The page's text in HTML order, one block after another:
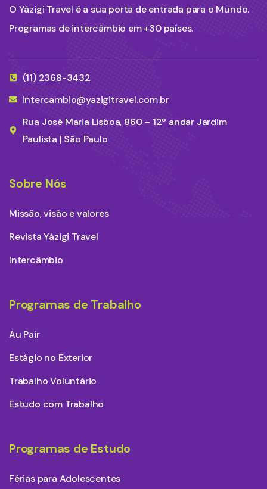
O Yázigi Travel é a sua porta de entrada para o Mundo.
Programas de intercâmbio em +30 países.
(11) 2368-3432
intercambio@yazigitravel.com.br
Rua José Maria Lisboa, 860 – 12º andar Jardim
Paulista | São Paulo
Sobre Nós
Missão, visão e valores
Revista Yázigi Travel
Intercâmbio
Programas de Trabalho
Au Pair
Estágio no Exterior
Trabalho Voluntário
Estudo com Trabalho
Programas de Estudo
Férias para Adolescentes